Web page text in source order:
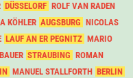
DÜSSELORF ROLF VAN RADEN
KÖHLER AUGSBURG NICOLAS
LAUF AN ER PEGNITZ MARIO
STRAUBING ROMAN
MANUEL STALLFORTH BERLIN